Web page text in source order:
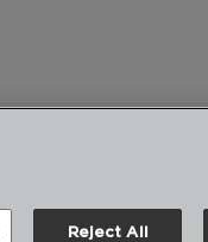
Reject All